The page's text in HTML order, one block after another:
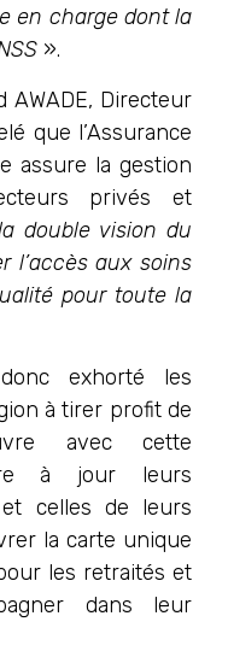
en charge dont la
».
AWADE, Directeur
que l’Assurance
assure la gestion
privés et
double vision du
l’accès aux soins
pour toute la
exhorté les
à tirer profit de
avec cette
à jour leurs
celles de leurs
la carte unique
les retraités et
dans leur